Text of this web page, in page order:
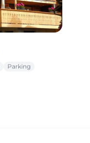
Parking